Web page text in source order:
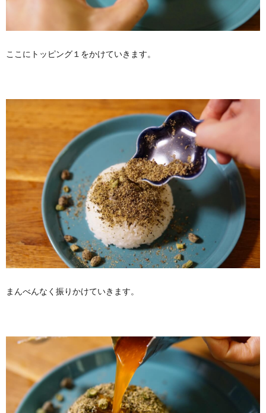
ここにトッピング１をかけていきます。
まんべんなく振りかけていきます。